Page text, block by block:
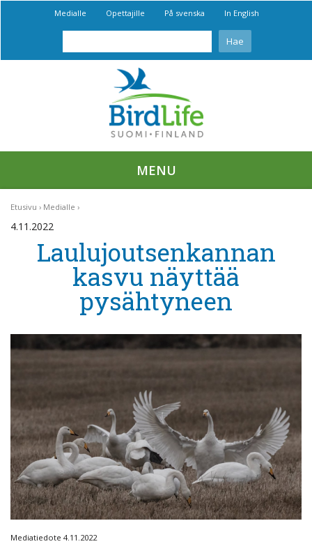
Medialle Opettajille På svenska In English
MENU
Etusivu Medialle
4.11.2022
Laulujoutsenkannan
kasvu näyttää
pysähtyneen
Mediatiedote 4.11.2022